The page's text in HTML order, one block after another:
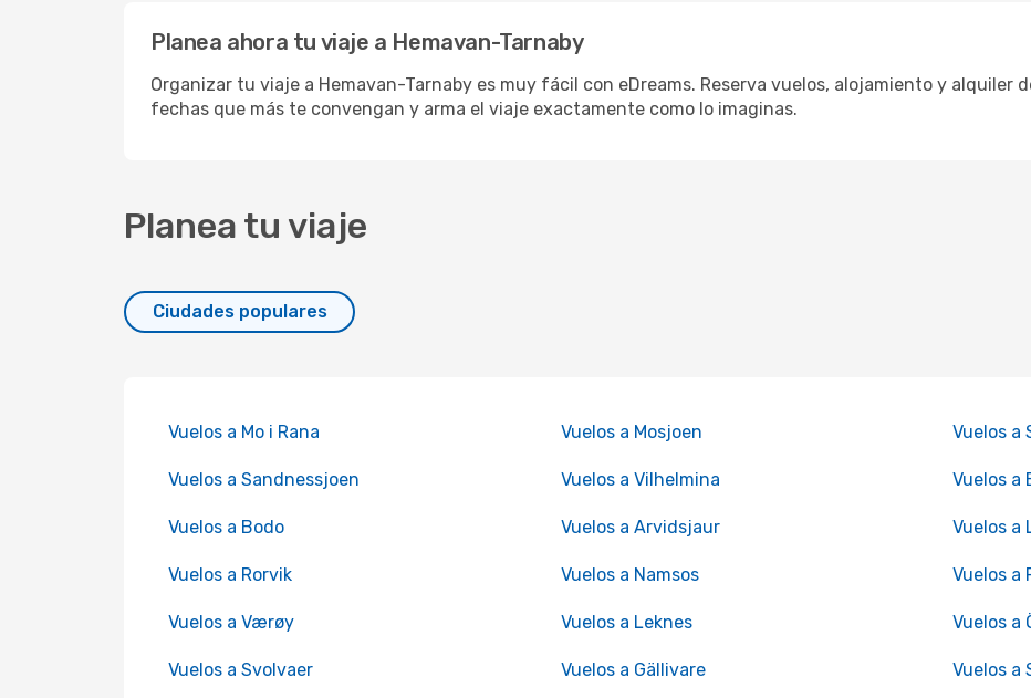
Planea ahora tu viaje a Hemavan-Tarnaby
Organizar tu viaje a Hemavan-Tarnaby es muy fácil con eDreams. Reserva vuelos, alojamiento y alquiler
fechas que más te convengan y arma el viaje exactamente como lo imaginas.
Planea tu viaje
Ciudades populares
Vuelos a Mo i Rana Vuelos a Mosjoen Vuelos a
Vuelos a Sandnessjoen Vuelos a Vilhelmina Vuelos a
Vuelos a Bodo Vuelos a Arvidsjaur Vuelos a
Vuelos a Rorvik Vuelos a Namsos Vuelos a
Vuelos a Værøy Vuelos a Leknes Vuelos a
Vuelos a Svolvaer Vuelos a Gällivare Vuelos a